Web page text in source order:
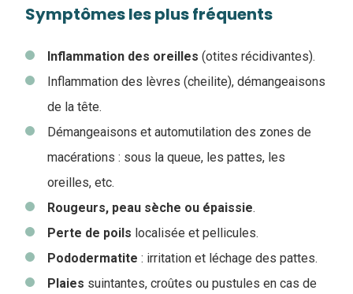
Symptômes les plus fréquents
Inflammation des oreilles (otites récidivantes).
Inflammation des lèvres (cheilite), démangeaisons
de la tête.
Démangeaisons et automutilation des zones de
macérations : sous la queue, les pattes, les
oreilles, etc.
Rougeurs, peau sèche ou épaissie.
Perte de poils localisée et pellicules.
Pododermatite : irritation et léchage des pattes.
Plaies suintantes, croûtes ou pustules en cas de